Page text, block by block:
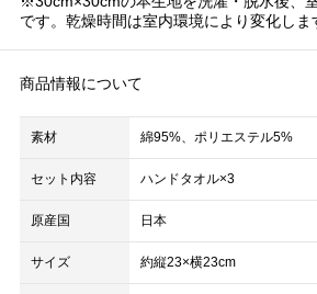
です。乾燥時間は室内環境により変化しま
商品情報について
素材 綿95%、ポリエステル5%
セット内容 ハンドタオル×3
原産国 日本
サイズ 約縦23×横23cm